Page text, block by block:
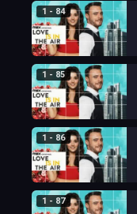
1 - 84
1 - 85
1 - 86
1 - 87